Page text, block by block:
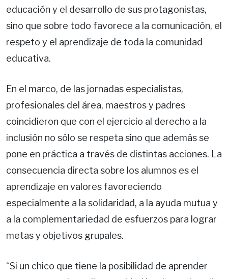
educación y el desarrollo de sus protagonistas,
sino que sobre todo favorece a la comunicación, el
respeto y el aprendizaje de toda la comunidad
educativa.
En el marco, de las jornadas especialistas,
profesionales del área, maestros y padres
coincidieron que con el ejercicio al derecho a la
inclusión no sólo se respeta sino que además se
pone en práctica a través de distintas acciones. La
consecuencia directa sobre los alumnos es el
aprendizaje en valores favoreciendo
especialmente a la solidaridad, a la ayuda mutua y
a la complementariedad de esfuerzos para lograr
metas y objetivos grupales.
“Si un chico que tiene la posibilidad de aprender